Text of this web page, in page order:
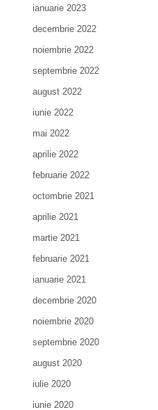
ianuarie 2023
decembrie 2022
noiembrie 2022
septembrie 2022
august 2022
iunie 2022
mai 2022
aprilie 2022
februarie 2022
octombrie 2021
aprilie 2021
martie 2021
februarie 2021
ianuarie 2021
decembrie 2020
noiembrie 2020
septembrie 2020
august 2020
iulie 2020
iunie 2020